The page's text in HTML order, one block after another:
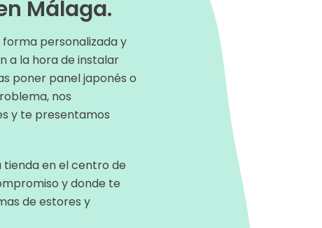
Málaga.
personalizada y
a la hora de instalar
poner panel japonés o
nos
y te presentamos
tienda en el centro de
y donde te
de estores y